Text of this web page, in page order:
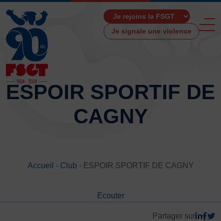
Je signale une violence
Les Boutiques F.S.G.T
ESPOIR SPORTIF DE
CAGNY
Accueil - Club - ESPOIR SPORTIF DE CAGNY
Ecouter
Partager sur